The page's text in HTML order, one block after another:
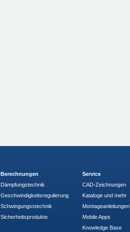
Berechnungen
Dämpfungstechnik
Geschwindigkeitsregulierung
Schwingungsstechnik
Sicherheitsprodukte
Service
CAD-Zeichnungen
Kataloge und mehr
Montageanleitungen
Mobile Apps
Knowledge Base